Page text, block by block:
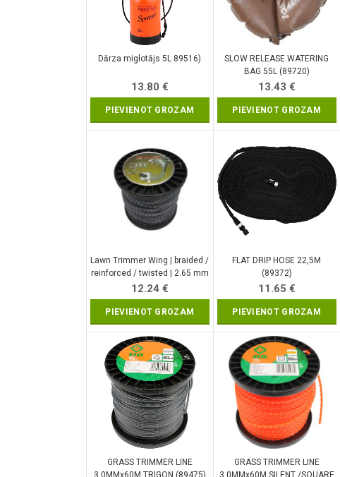
Dārza miglotājs 5L 89516)
13.80 €
PIEVIENOT GROZAM
SLOW RELEASE WATERING
BAG 55L (89720)
13.43 €
PIEVIENOT GROZAM
Lawn Trimmer Wing | braided /
reinforced / twisted | 2.65 mm
x 100 m (M830856)
12.24 €
PIEVIENOT GROZAM
FLAT DRIP HOSE 22,5M
(89372)
11.65 €
PIEVIENOT GROZAM
GRASS TRIMMER LINE
GRASS TRIMMER LINE